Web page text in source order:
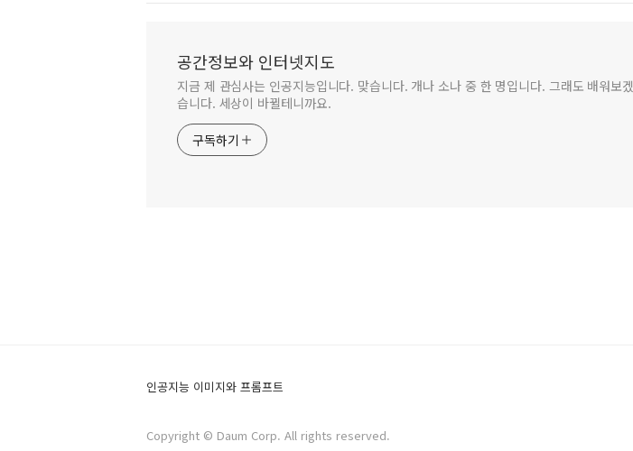
공간정보와 인터넷지도
지금 제 관심사는 인공지능입니다. 맞습니다. 개나 소나 중 한 명입니다. 그래도 배워보겠
습니다. 세상이 바뀔테니까요.
구독하기
인공지능 이미지와 프롬프트
Copyright © Daum Corp. All rights reserved.